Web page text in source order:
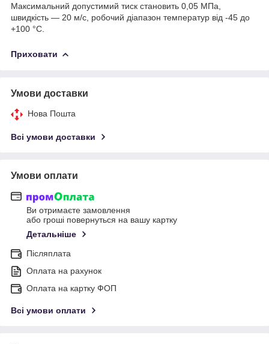
Максимальний допустимий тиск становить 0,05 МПа,
швидкість — 20 м/с, робочий діапазон температур від -45 до
+100 °C.
Приховати
Умови доставки
Нова Пошта
Всі умови доставки
Умови оплати
Ви отримаєте замовлення
або гроші повернуться на вашу картку
Детальніше
Післяплата
Оплата на рахунок
Оплата на картку ФОП
Всі умови оплати